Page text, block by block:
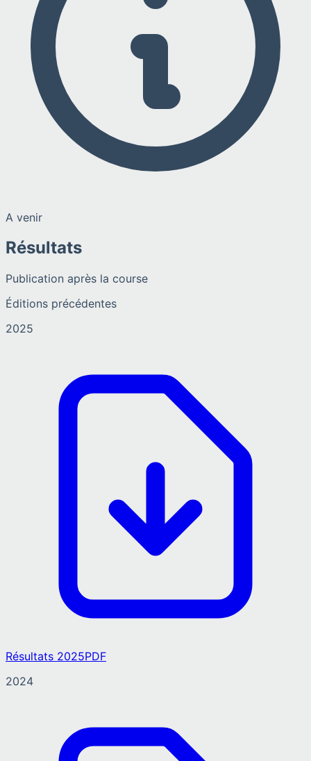
A venir
Résultats
Publication après la course
Éditions précédentes
2025
Résultats 2025PDF
2024